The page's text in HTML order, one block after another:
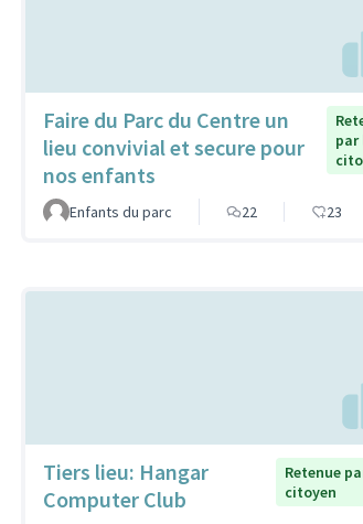
Faire du Parc du Centre un
lieu convivial et secure pour
nos enfants
par
Enfants du parc 22 23
Tiers lieu: Hangar
Computer Club
Retenue
citoyen